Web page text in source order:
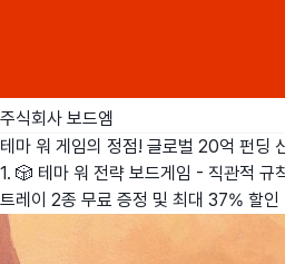
주식회사 보드엠
테마 워 게임의 정점! 글로벌 20억 펀딩
1. 🎲 테마 워 전략 보드게임 - 직관적 규
트레이 2종 무료 증정 및 최대 37% 할인